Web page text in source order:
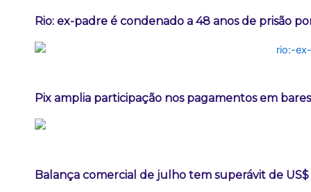
Rio: ex-padre é condenado a 48 anos de prisão
Pix amplia participação nos pagamentos em
Balança comercial de julho tem superávit de